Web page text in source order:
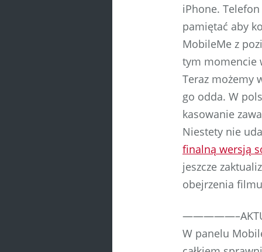
iPhone.
pamiętać aby
MobileMe z
tym momencie
Teraz możemy
go odda. W
kasowanie
Niestety nie
finalną wersją
jeszcze
obejrzenia
W panelu